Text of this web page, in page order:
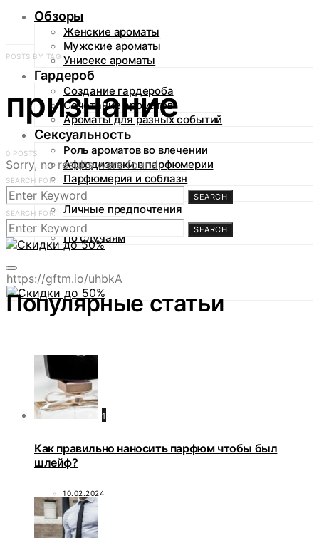
Обзоры
Женские ароматы
Мужские ароматы
Унисекс ароматы
Гардероб
Создание гардероба
Сочетание ароматов
Ароматы для разных событий
Сексуальность
Роль ароматов во влечении
Афродизиаки в парфюмерии
Парфюмерия и соблазн
Аромагид
Личные предпочтения
По сезонам
По случаям
https://gftm.io/uhbkA
POSTS BY TAG
признание
0 POSTS
Sorry, no results were found.
SEARCH FOR:
SEARCH
SEARCH FOR:
SEARCH
Популярные статьи
1
Как правильно наносить парфюм чтобы был
шлейф?
10.02.2024